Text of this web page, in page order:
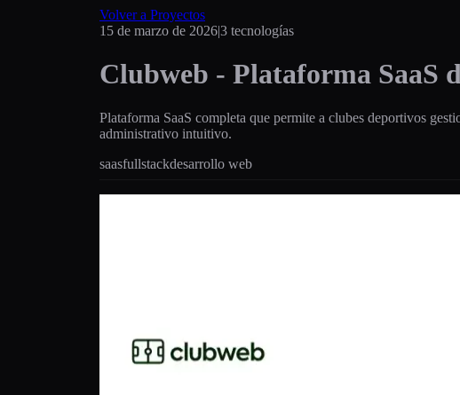
Volver a Proyectos
15 de marzo de 2026|3 tecnologías
Clubweb - Plataforma SaaS
Plataforma SaaS completa que permite a clubes deportivos
administrativo intuitivo.
saasfullstackdesarrollo web